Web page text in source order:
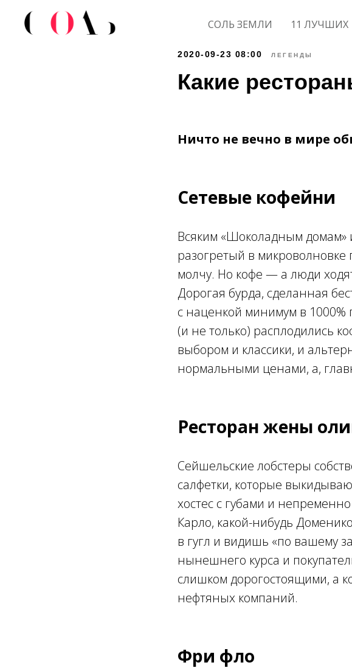
СОЛЬ ЗЕМЛИ 11 ЛУЧШИХ
2020-09-23 08:00 ЛЕГЕНДЫ
Какие
Ничто не вечно в мире
Сетевые кофейни
Всяким «Шоколадным домам»
разогретый в микроволновке
молчу. Но кофе — а люди
Дорогая бурда, сделанная
с наценкой минимум в 1000%
(и не только) расплодились
выбором и классики, и
нормальными ценами, а,
Ресторан жены
Сейшельские лобстеры
салфетки, которые
хостес с губами и
Карло, какой-нибудь
в гугл и видишь «по вашему
нынешнего курса и
слишком дорогостоящими, а
нефтяных компаний.
Фри фло